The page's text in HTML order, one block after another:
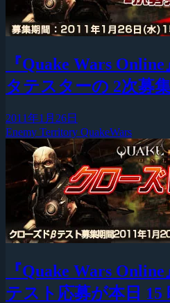
『Quake Wars
タテスターの 2次募
2011年1月26日
Enemy Territory QuakeWars
『Quake Wars
テスト応募が本日 15